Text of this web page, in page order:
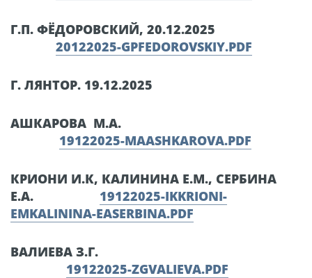
Г.П. ФЁДОРОВСКИЙ, 20.12.2025
20122025-GPFEDOROVSKIY.PDF
Г. ЛЯНТОР. 19.12.2025
АШКАРОВА М.А.
19122025-MAASHKAROVA.PDF
КРИОНИ И.К, КАЛИНИНА Е.М., СЕРБИНА
Е.А. 19122025-IKKRIONI-
EMKALININA-EASERBINA.PDF
ВАЛИЕВА З.Г.
19122025-ZGVALIEVA.PDF